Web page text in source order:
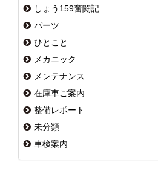
しょう159奮闘記
パーツ
ひとこと
メカニック
メンテナンス
在庫車ご案内
整備レポート
未分類
車検案内